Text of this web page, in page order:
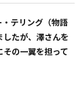
・テリング（物語
たが、澤さんを
の一翼を担って